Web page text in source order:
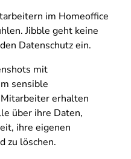
im Homeoffice
Jibble geht keine
Datenschutz ein.
mit
sensible
erhalten
über ihre Daten,
ihre eigenen
zu löschen.